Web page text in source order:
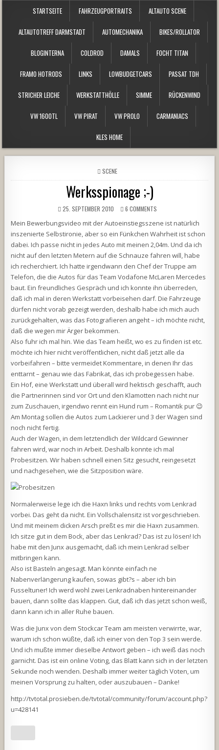
STARTSEITE FAHRZEUGPORTRAITS ALTAUTO SCENE
ALTAUTOTREFF DARMSTADT AUTOMECHANIKA BIKES/ROLLATOR
BLOGINTERNA COLDROD DAMALS FOCHT TITAN
FRAMO HOTRODS LINKS LOWBUDGETCARS PASSAT TDH
STRICHER LEICHE WERKSTATTHÖLLE SIMME RÜCKENWIND
VW 1600TL VW PIRAT VW PROLO CARMANIACS
KLES HOME
POSTED
IN
SCENE
Werksspionage ;-)
25. SEPTEMBER 2010 6 COMMENTS
Mein Bewerbungsvideo mit der Autoeinstiegsszene ist natürlich
inszenierte Selbstironie, aber so ein Fünkchen Wahrheit ist schon
dabei. Ich passe nicht in jedes Auto mit meinen 2,04m. Und da ich
nicht auf den letzten Metern auf die Schnauze fahren will, habe
ich recherchiert. Ich hatte irgendwann den Chef der Truppe am
Telefon, die die Autos für das Team Vodafone McLaren Mercedes
baut. Ein freundliches Gespräch und ich konnte ihn überreden,
daß ich mal in deren Werkstatt vorbeisehen darf. Die Fahrzeuge
dürfen nicht vorab gezeigt werden, deshalb habe ich mich auch
zurückgehalten, was das Fotografieren angeht – ich möchte nicht,
daß die wegen mir Ärger bekommen.
Also fuhr ich mal hin. Wie das Team heißt, wo es zu finden ist etc.
möchte ich hier nicht veröffentlichen, nicht daß jetzt alle da
vorbeifahren – bitte vermeidet Kommentare, in denen Ihr das
enttarnt – genau wie das Fabrikat, das ich probegessen habe.
Ein Hof, eine Werkstatt und überall wird hektisch geschafft, auch
die Partnerinnen sind vor Ort und den Klamotten nach nicht nur
zum Zuschauen, irgendwo rennt ein Hund rum – Romantik pur 😉
Am Montag sollen die Autos zum Lackierer und 3 der Wagen sind
noch nicht fertig.
Auch der Wagen, in dem letztendlich der Wildcard Gewinner
fahren wird, war noch in Arbeit. Deshalb konnte ich mal
Probesitzen. Wir haben schnell einen Sitz gesucht, reingesetzt
und nachgesehen, wie die Sitzposition wäre.
Normalerweise lege ich die Haxn links und rechts vom Lenkrad
vorbei. Das geht da nicht. Ein Vollschalensitz ist vorgeschrieben.
Und mit meinem dicken Arsch preßt es mir die Haxn zusammen.
Ich sitze gut in dem Bock, aber das Lenkrad? Das ist zu lösen! Ich
habe mit den Junx ausgemacht, daß ich mein Lenkrad selber
mitbringen kann.
Also ist Basteln angesagt. Man könnte einfach ne
Nabenverlängerung kaufen, sowas gibt?s – aber ich bin
Fusseltuner! Ich werd wohl zwei Lenkradnaben hintereinander
bauen, dann sollte das klappen. Gut, daß ich das jetzt schon weiß,
dann kann ich in aller Ruhe bauen.
Was die Junx von dem Stockcar Team am meisten verwirrte, war,
warum ich schon wüßte, daß ich einer von den Top 3 sein werde.
Und ich mußte immer dieselbe Antwort geben – ich weiß das noch
garnicht. Das ist ein online Voting, das Blatt kann sich in der letzten
Sekunde noch wenden. Deshalb immer weiter täglich Voten, um
meinen Vorsprung zu halten, oder auszubauen – Danke!
http://tvtotal.prosieben.de/tvtotal/community/forum/account.php?
u=428141